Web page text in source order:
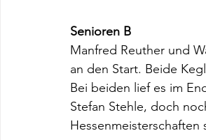
Senioren B
Manfred Reuther und
an den Start. Beide
Bei beiden lief es im
Stefan Stehle, doch
Hessenmeisterschaften